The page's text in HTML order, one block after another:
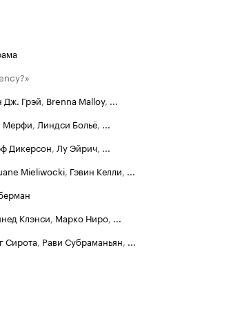
Дж. Грэй, Brenna Malloy, ...
Мерфи, Линдси Больё, ...
Дикерсон, Лу Эйрич, ...
Mieliwocki, Гэвин Келли, ...
Клэнси, Марко Ниро, ...
Сирота, Рави Субраманьян, ...